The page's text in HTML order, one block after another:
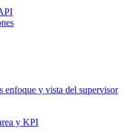
enfoque y vista del supervisor
y KPI